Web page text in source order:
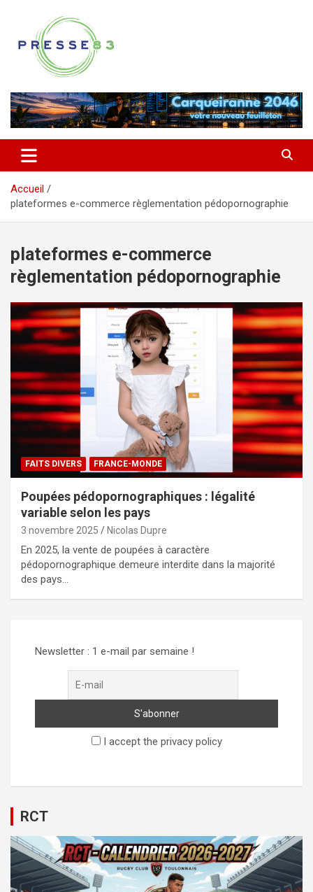
contenu
Presse 83
Accueil
plateformes e-commerce règlementation pédopornographie
plateformes e-commerce
règlementation pédopornographie
FAITS DIVERS FRANCE-MONDE
Poupées pédopornographiques : légalité
variable selon les pays
3 novembre 2025 Nicolas Dupre
En 2025, la vente de poupées à caractère
pédopornographique demeure interdite dans la majorité
des pays…
Newsletter : 1 e-mail par semaine !
I accept the privacy policy
RCT